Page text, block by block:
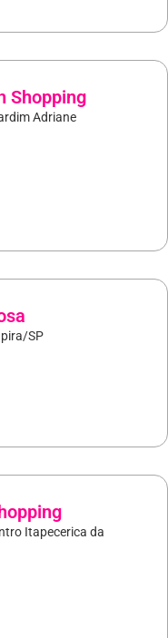
Shopping
Adriane
SP
Itapecerica da